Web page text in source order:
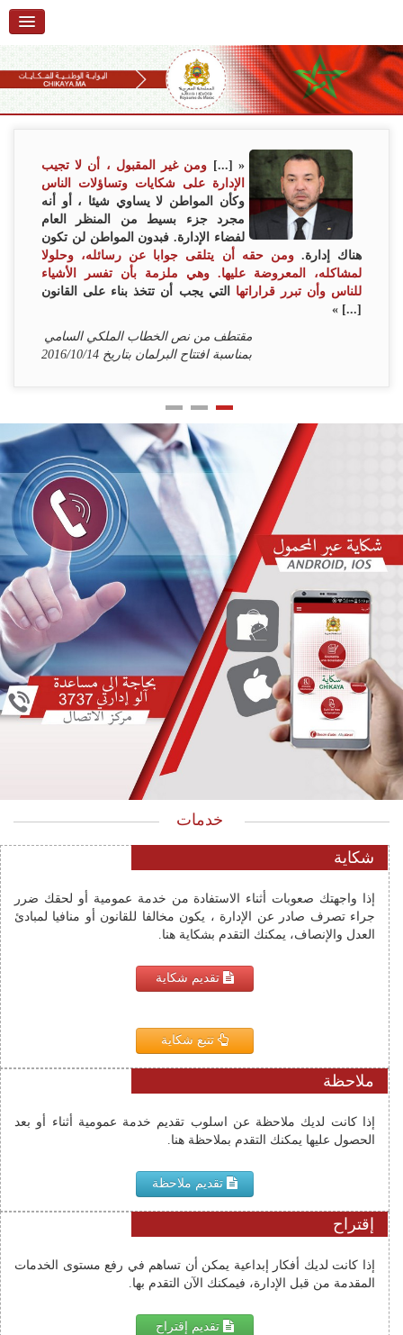
الرئيسية
حول البوابة
تقديم شكاية
تتبع شكاية
تقديم ملاحظة
تقديم إقتراح
أسئلة وأجوبة
« [...] ومن غير المقبول ، أن لا تجيب
الإدارة على شكايات وتساؤلات الناس
وكأن المواطن لا يساوي شيئا ، أو أنه
مجرد جزء بسيط من المنظر العام
لفضاء الإدارة. فبدون المواطن لن تكون
هناك إدارة. ومن حقه أن يتلقى جوابا عن رسائله، وحلولا
لمشاكله، المعروضة عليها. وهي ملزمة بأن تفسر الأشياء
للناس وأن تبرر قراراتها التي يجب أن تتخذ بناء على القانون
[...] »
مقتطف من نص الخطاب الملكي السامي
بمناسبة افتتاح البرلمان بتاريخ 2016/10/14
خدمات
شكاية
إذا واجهتك صعوبات أثناء الاستفادة من خدمة عمومية أو لحقك ضرر
جراء تصرف صادر عن الإدارة ، يكون مخالفا للقانون أو منافيا لمبادئ
العدل والإنصاف، يمكنك التقدم بشكاية هنا.
تقديم شكاية
تتبع شكاية
ملاحظة
الحصول عليها يمكنك التقدم بملاحظة هنا.
تقديم ملاحظة
إقتراح
المقدمة من قبل الإدارة، فيمكنك الآن التقدم بها.
تقديم إقتراح